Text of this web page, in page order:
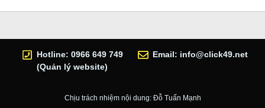
Hotline: 0966 649 749
(Quản lý website)
Email: info@click49.net
Chịu trách nhiệm nội dung: Đỗ Tuấn Mạnh